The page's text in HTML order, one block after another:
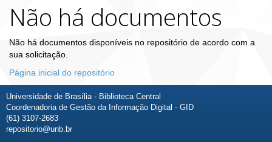
Não há documentos
Não há documentos disponíveis no repositório de acordo com a
sua solicitação.
Página inicial do repositório
Universidade de Brasília - Biblioteca Central
Coordenadoria de Gestão da Informação Digital - GID
(61) 3107-2683
repositorio@unb.br